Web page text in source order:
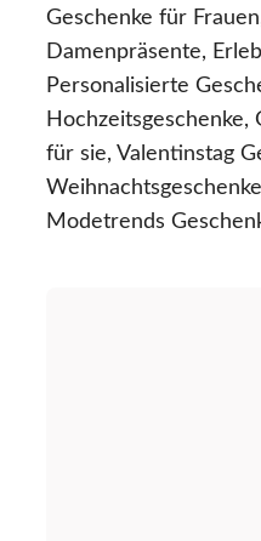
Geschenke für
Damenpräsente,
Personalisierte
Hochzeitsgeschenke,
für sie, Valentinstag
Modetrends